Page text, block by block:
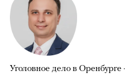
Уголовное дело в Оренбурге